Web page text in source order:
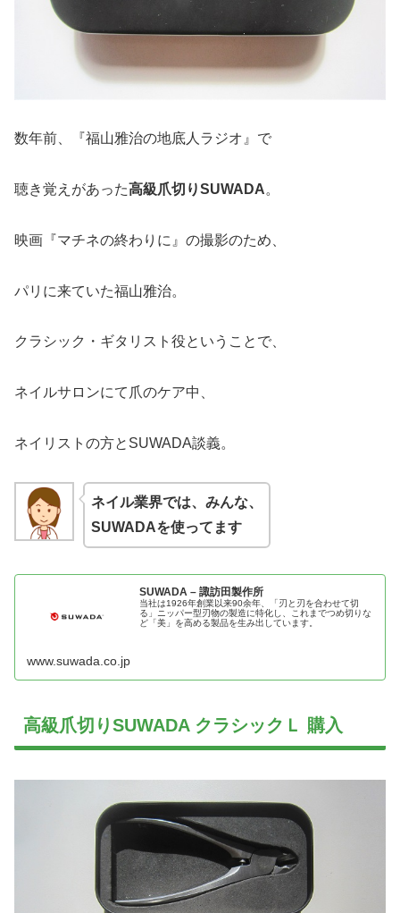
数年前、『福山雅治の地底人ラジオ』で
聴き覚えがあった高級爪切りSUWADA。
映画『マチネの終わりに』の撮影のため、
パリに来ていた福山雅治。
クラシック・ギタリスト役ということで、
ネイルサロンにて爪のケア中、
ネイリストの方とSUWADA談義。
ネイル業界では、みんな、
SUWADAを使ってます
SUWADA – 諏訪田製作所
当社は1926年創業以来90余年、「刃と刃を合わせて切
る」ニッパー型刃物の製造に特化し、これまでつめ切りな
ど「美」を高める製品を生み出しています。
www.suwada.co.jp
高級爪切りSUWADA クラシックＬ 購入